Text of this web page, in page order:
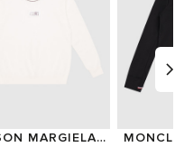
MARGIELA